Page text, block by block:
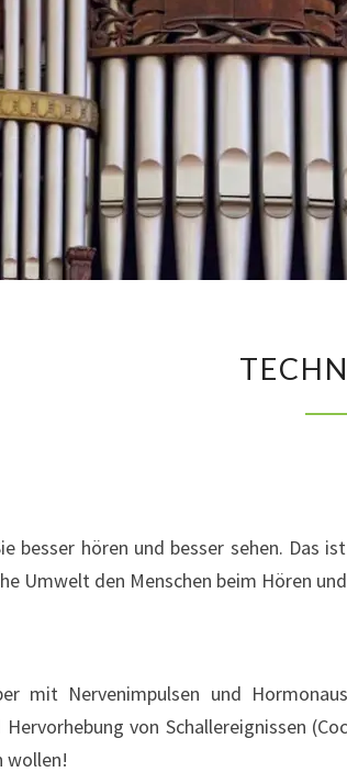
besser hören und besser sehen. Das
Umwelt den Menschen beim Hören
mit Nervenimpulsen und
von Schallereignissen
wollen!